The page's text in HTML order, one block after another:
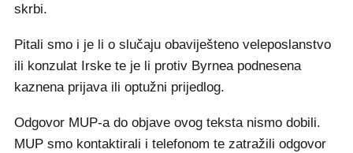
skrbi.
Pitali smo i je li o slučaju obaviješteno veleposlanstvo
ili konzulat Irske te je li protiv Byrnea podnesena
kaznena prijava ili optužni prijedlog.
Odgovor MUP-a do objave ovog teksta nismo dobili.
MUP smo kontaktirali i telefonom te zatražili odgovor